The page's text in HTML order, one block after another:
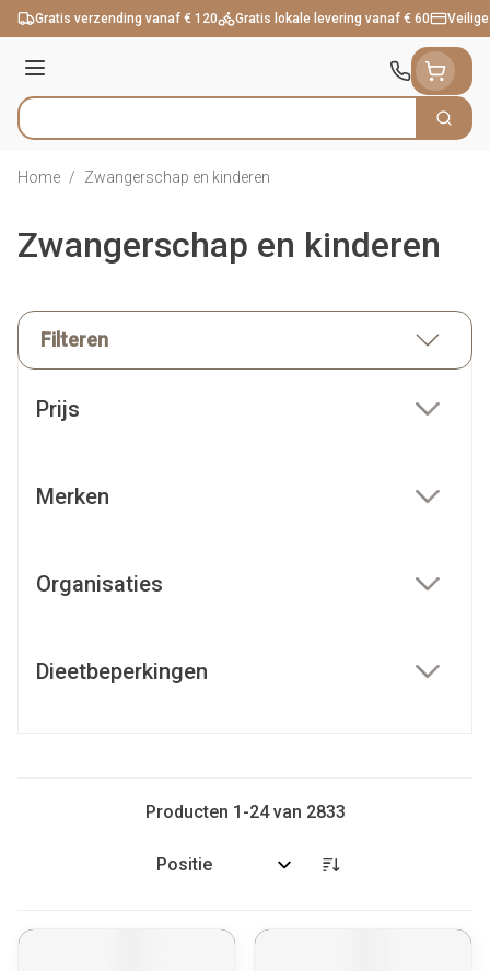
Ga naar de inhoud
Gratis verzending vanaf € 120 Gratis lokale levering vanaf € 60
Menu
Product, merk, categorie... Zoek
Home / Zwangerschap en kinderen
Zwangerschap en kinderen
Filteren
Prijs
Merken
Organisaties
Dieetbeperkingen
Producten 1 -24van 2833
Sorteer op: